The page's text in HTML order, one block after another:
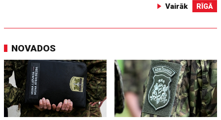
Vairāk RĪGĀ
NOVADOS